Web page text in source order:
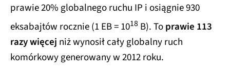
prawie 20% globalnego ruchu IP i osiągnie 930
eksabajtów rocznie (1 EB = 1018 B). Toprawie 113
razy więcej niż wynosił cały globalny ruch
komórkowy generowany w 2012 roku.